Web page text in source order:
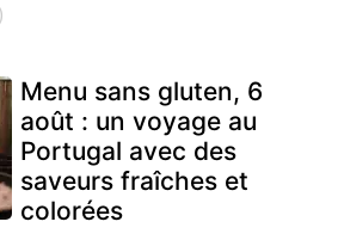
Menu sans gluten, 6
août : un voyage au
Portugal avec des
saveurs fraîches et
colorées